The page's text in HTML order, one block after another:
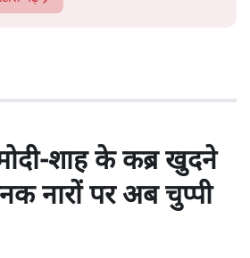
शाह के कब्र खुदने
नारों पर अब चुप्पी